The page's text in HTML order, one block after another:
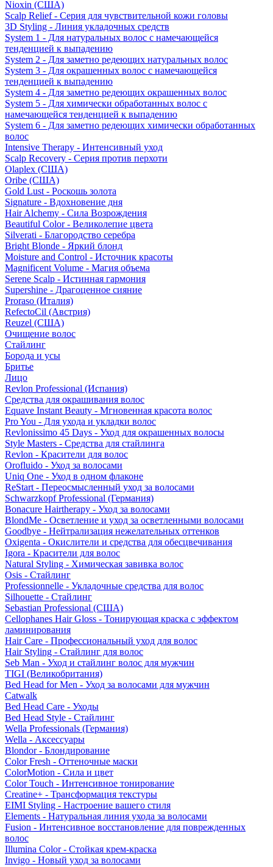
Nioxin (США)
Scalp Relief - Серия для чувствительной кожи головы
3D Styling - Линия укладочных средств
System 1 - Для натуральных волос с намечающейся
тенденцией к выпадению
System 2 - Для заметно редеющих натуральных волос
System 3 - Для окрашенных волос с намечающейся
тенденцией к выпадению
System 4 - Для заметно редеющих окрашенных волос
System 5 - Для химически обработанных волос с
намечающейся тенденцией к выпадению
System 6 - Для заметно редеющих химически обработанных
волос
Intensive Therapy - Интенсивный уход
Scalp Recovery - Серия против перхоти
Olaplex (США)
Oribe (США)
Gold Lust - Роскошь золота
Signature - Вдохновение дня
Hair Alchemy - Сила Возрождения
Beautiful Color - Великолепие цвета
Silverati - Благородство серебра
Bright Blonde - Яркий блонд
Moisture and Control - Источник красоты
Magnificent Volume - Магия объема
Serene Scalp - Истинная гармония
Supershine - Драгоценное сияние
Proraso (Италия)
RefectoCil (Австрия)
Reuzel (США)
Очищение волос
Стайлинг
Борода и усы
Бритье
Лицо
Revlon Professional (Испания)
Средства для окрашивания волос
Equave Instant Beauty - Мгновенная красота волос
Pro You - Для ухода и укладки волос
Revlonissimo 45 Days - Уход для окрашенных волосы
Style Masters - Средства для стайлинга
Revlon - Красители для волос
Orofluido - Уход за волосами
Uniq One - Уход в одном флаконе
ReStart - Переосмысленный уход за волосами
Schwarzkopf Professional (Германия)
Bonacure Hairtherapy - Уход за волосами
BlondMe - Осветление и уход за осветленными волосами
Goodbye - Нейтрализация нежелательных оттенков
Oxigenta - Окислители и средства для обесцвечивания
Igora - Красители для волос
Natural Styling - Химическая завивка волос
Osis - Стайлинг
Professionnelle - Укладочные средства для волос
Silhouette - Стайлинг
Sebastian Professional (США)
Cellophanes Hair Gloss - Тонирующая краска с эффектом
ламинирования
Hair Care - Профессиональный уход для волос
Hair Styling - Стайлинг для волос
Seb Man - Уход и стайлинг волос для мужчин
TIGI (Великобритания)
Bed Head for Men - Уход за волосами для мужчин
Catwalk
Bed Head Care - Уходы
Bed Head Style - Стайлинг
Wella Professionals (Германия)
Wella - Аксессуары
Blondor - Блондирование
Color Fresh - Оттеночные маски
ColorMotion - Сила и цвет
Color Touch - Интенсивное тонирование
Creatine+ - Трансформация текстуры
EIMI Styling - Настроение вашего стиля
Elements - Натуральная линия ухода за волосами
Fusion - Интенсивное восстановление для поврежденных
волос
Illumina Color - Стойкая крем-краска
Invigo - Новый уход за волосами